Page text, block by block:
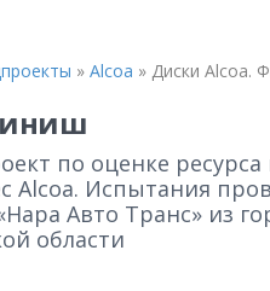
» Alcoa » Диски Alcoa.
по оценке
Alcoa. Испытания
Авто Транс» из
области